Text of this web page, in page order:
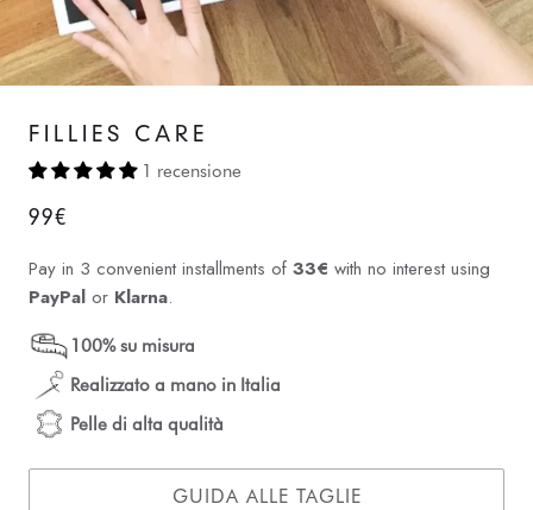
FILLIES CARE
1 recensione
99€
Pay in 3 convenient installments of 33€ with no interest using
PayPal or Klarna.
100% su misura
Realizzato a mano in Italia
Pelle di alta qualità
GUIDA ALLE TAGLIE